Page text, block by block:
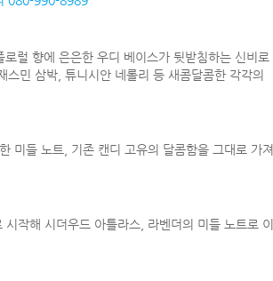
럴 향에 은은한 우디 베이스가 뒷받침하는 신비로
스민 삼박, 튜니시안 네롤리 등 새콤달콤한 각각의
미들 노트, 기존 캔디 고유의 달콤함을 그대로 가져
작해 시더우드 아틀라스, 라벤더의 미들 노트로 이